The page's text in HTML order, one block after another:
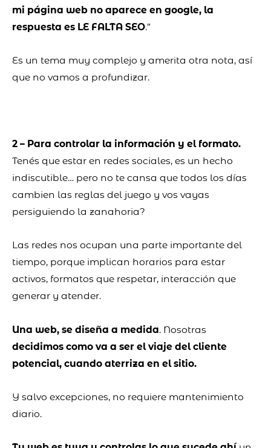
mi página web no aparece en google, la
respuesta es LE FALTA SEO.”
Es un tema muy complejo y amerita otra nota, así
que no vamos a profundizar.
2 – Para controlar la información y el formato.
Tenés que estar en redes sociales, es un hecho
indiscutible… pero no te cansa que todos los días
cambien las reglas del juego y vos vayas
persiguiendo la zanahoria?
Las redes nos ocupan una parte importante del
tiempo, porque implican horarios para estar
activos, formatos que respetar, interacción que
generar y atender.
Una web, se diseña a medida. Nosotras
decidimos como va a ser el viaje del cliente
potencial, cuando aterriza en el sitio.
Y salvo excepciones, no requiere mantenimiento
diario.